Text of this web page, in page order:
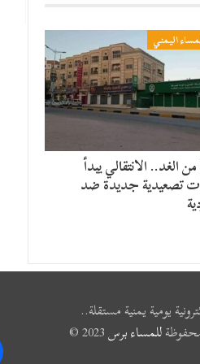
اليمني
من الغد.. الانتقالي يبدأ
تصعيدية جديدة ضد
يومية يمنية مستقلة..
للمساء برس